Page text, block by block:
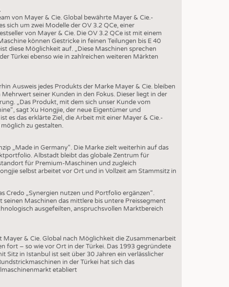
von Mayer & Cie. Global bewährte Mayer & Cie.-
sich um zwei Modelle der OV 3.2 QCe, einer
von Mayer & Cie. Die OV 3.2 QCe ist mit einem
können Gestricke in feinen Teilungen bis E 40
diese Möglichkeit auf. „Diese Maschinen sprechen
Türkei ebenso wie in zahlreichen weiteren Märkten
Ausweis jedes Produkts der Marke Mayer & Cie. bleiben
seiner Kunden in den Fokus. Dieser liegt in der
„Das Produkt, mit dem sich unser Kunde vom
sagt Xu Hongjie, der neue Eigentümer und
es das erklärte Ziel, die Arbeit mit einer Mayer & Cie.-
zu gestalten.
„Made in Germany“. Die Marke zielt weiterhin auf das
Albstadt bleibt das globale Zentrum für
für Premium-Maschinen und zugleich
selbst arbeitet vor Ort und in Vollzeit am Stammsitz in
Credo „Synergien nutzen und Portfolio ergänzen“.
Maschinen das mittlere bis untere Preissegment
ausgefeilten, anspruchsvollen Marktbereich
& Cie. Global nach Möglichkeit die Zusammenarbeit
fort – so wie vor Ort in der Türkei. Das 1993 gegründete
Sitz in Istanbul ist seit über 30 Jahren ein verlässlicher
in der Türkei hat sich das
etabliert